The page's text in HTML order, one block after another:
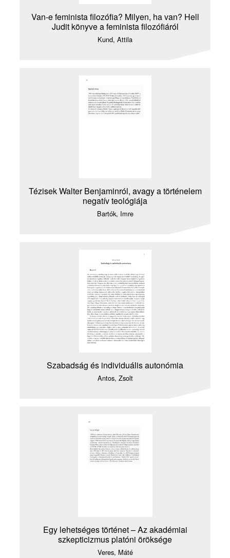
Van-e feminista filozófia? Milyen, ha van? Hell
Judit könyve a feminista filozófiáról
Kund, Attila
Tézisek Walter Benjaminról, avagy a történelem
negatív teológiája
Bartók, Imre
Szabadság és individuális autonómia
Antos, Zsolt
Egy lehetséges történet – Az akadémiai
szkepticizmus platóni öröksége
Veres, Máté